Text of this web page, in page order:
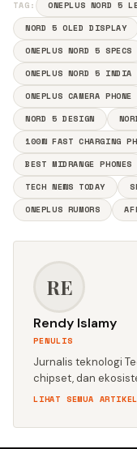
TAG: ONEPLUS NORD 5
NORD 5 OLED DISPLAY
ONEPLUS NORD 5 SPECS
ONEPLUS NORD 5 INDIA
ONEPLUS CAMERA PHONE
NORD 5 DESIGN
100W FAST CHARGING
BEST MIDRANGE PHONES
TECH NEWS TODAY
ONEPLUS RUMORS
RE
Rendy Islamy
PENULIS
Jurnalis teknologi
chipset, dan
LIHAT SEMUA